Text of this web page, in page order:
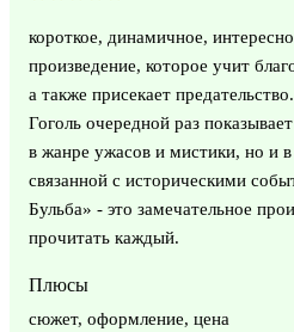
короткое, динамичное,
произведение, которое учит
а также присекает
Гоголь очередной раз
в жанре ужасов и мистики, но и в
связанной с историческими
Бульба» - это замечательное
прочитать каждый.
Плюсы
сюжет, оформление, цена